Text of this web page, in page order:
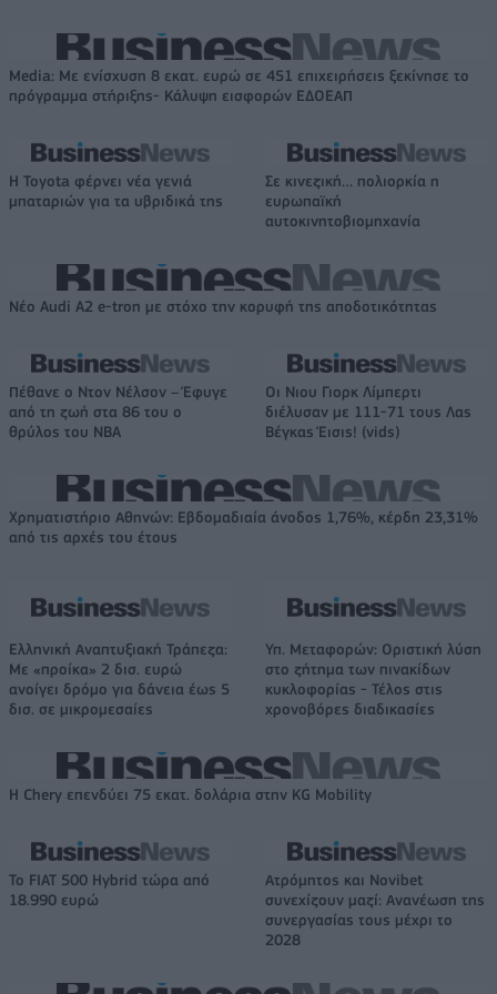
Media: Με ενίσχυση 8 εκατ. ευρώ σε 451 επιχειρήσεις ξεκίνησε το
πρόγραμμα στήριξης- Κάλυψη εισφορών ΕΔΟΕΑΠ
Η Toyota φέρνει νέα γενιά
μπαταριών για τα υβριδικά της
Σε κινεζική… πολιορκία η
ευρωπαϊκή
αυτοκινητοβιομηχανία
Νέο Audi A2 e-tron με στόχο την κορυφή της αποδοτικότητας
Πέθανε ο Ντον Νέλσον – Έφυγε
από τη ζωή στα 86 του ο
θρύλος του NBA
Οι Νιου Γιορκ Λίμπερτι
διέλυσαν με 111-71 τους Λας
Βέγκας Έισις! (vids)
Χρηματιστήριο Αθηνών: Εβδομαδιαία άνοδος 1,76%, κέρδη 23,31%
από τις αρχές του έτους
Ελληνική Αναπτυξιακή Τράπεζα:
Με «προίκα» 2 δισ. ευρώ
ανοίγει δρόμο για δάνεια έως 5
δισ. σε μικρομεσαίες
Υπ. Μεταφορών: Οριστική λύση
στο ζήτημα των πινακίδων
κυκλοφορίας - Τέλος στις
χρονοβόρες διαδικασίες
Η Chery επενδύει 75 εκατ. δολάρια στην KG Mobility
Το FIAT 500 Hybrid τώρα από
18.990 ευρώ
Ατρόμητος και Novibet
συνεχίζουν μαζί: Ανανέωση της
συνεργασίας τους μέχρι το
2028